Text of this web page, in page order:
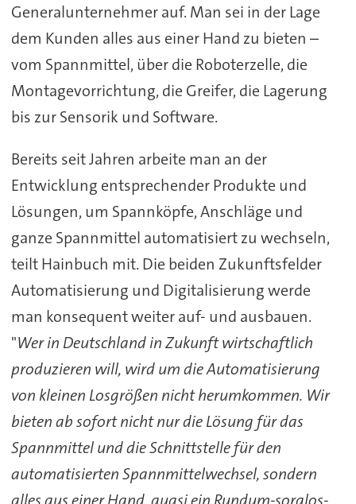
Generalunternehmer auf. Man sei in der Lage
dem Kunden alles aus einer Hand zu bieten –
vom Spannmittel, über die Roboterzelle, die
Montagevorrichtung, die Greifer, die Lagerung
bis zur Sensorik und Software.
Bereits seit Jahren arbeite man an der
Entwicklung entsprechender Produkte und
Lösungen, um Spannköpfe, Anschläge und
ganze Spannmittel automatisiert zu wechseln,
teilt Hainbuch mit. Die beiden Zukunftsfelder
Automatisierung und Digitalisierung werde
man konsequent weiter auf- und ausbauen.
"Wer in Deutschland in Zukunft wirtschaftlich
produzieren will, wird um die Automatisierung
von kleinen Losgrößen nicht herumkommen. Wir
bieten ab sofort nicht nur die Lösung für das
Spannmittel und die Schnittstelle für den
automatisierten Spannmittelwechsel, sondern